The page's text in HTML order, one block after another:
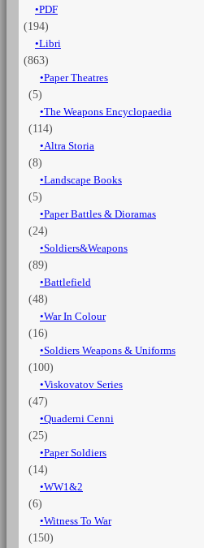
1815
quantità
PDF
(194)
Libri
(863)
Paper Theatres
(5)
The Weapons Encyclopaedia
(114)
Altra Storia
(8)
Landscape Books
(5)
Paper Battles & Dioramas
(24)
Soldiers&Weapons
(89)
Battlefield
(48)
War In Colour
(16)
Soldiers Weapons & Uniforms
(100)
Viskovatov Series
(47)
Quaderni Cenni
(25)
Paper Soldiers
(14)
WW1&2
(6)
Witness To War
(150)